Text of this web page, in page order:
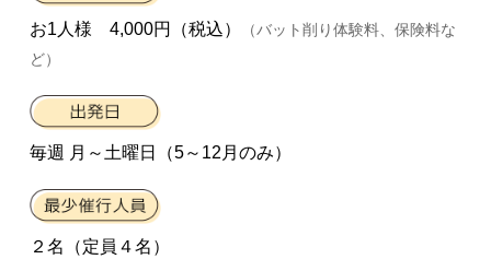
お1人様 4,000円（税込）
（バット削り体験料、保険料な
ど）
毎週 月～土曜日（5～12月のみ）
２名（定員４名）